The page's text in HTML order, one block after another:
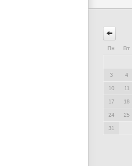
Пн Вт
3 4
10 11
17 18
24 25
31